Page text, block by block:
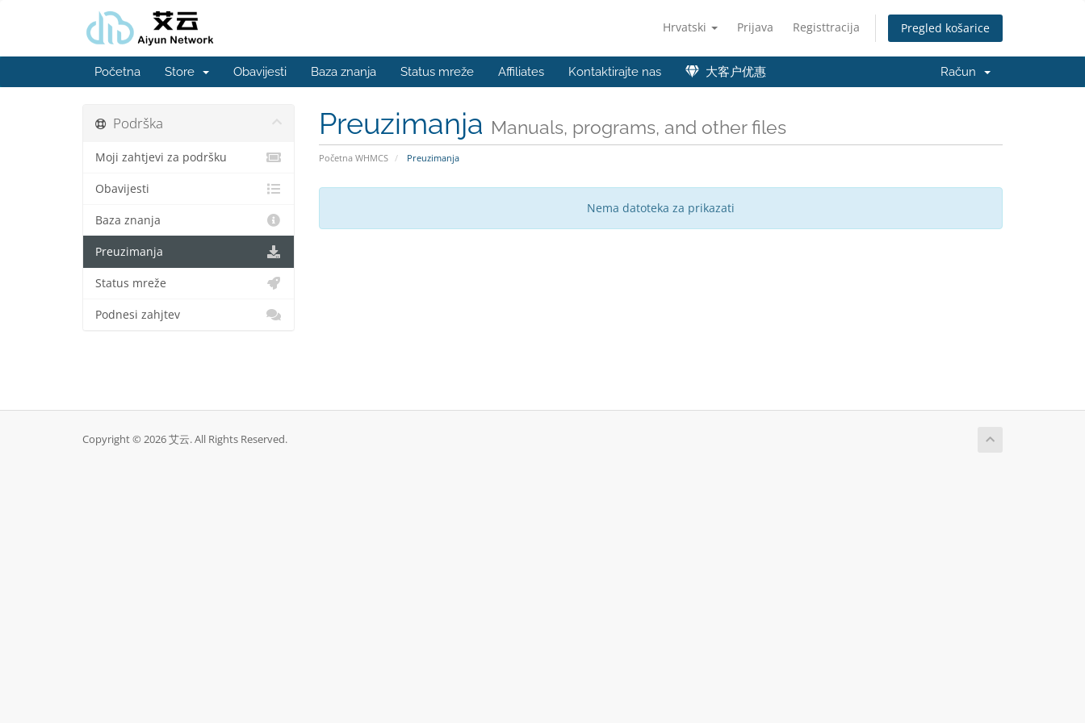
Hrvatski Prijava Registtracija Pregled košarice
Početna Store Obavijesti Baza znanja Status mreže Affiliates Kontaktirajte nas 大客户优惠 Račun
Preuzimanja Manuals, programs, and other files
Početna WHMCS Preuzimanja
Nema datoteka za prikazati
Podrška
Moji zahtjevi za podršku
Obavijesti
Baza znanja
Preuzimanja
Status mreže
Podnesi zahjtev
Copyright © 2026 艾云. All Rights Reserved.